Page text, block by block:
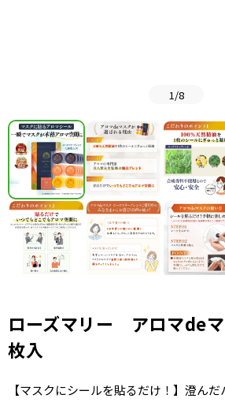
1 /8
ローズマリー アロマde
枚入
【マスクにシールを貼るだけ！】澄んだ